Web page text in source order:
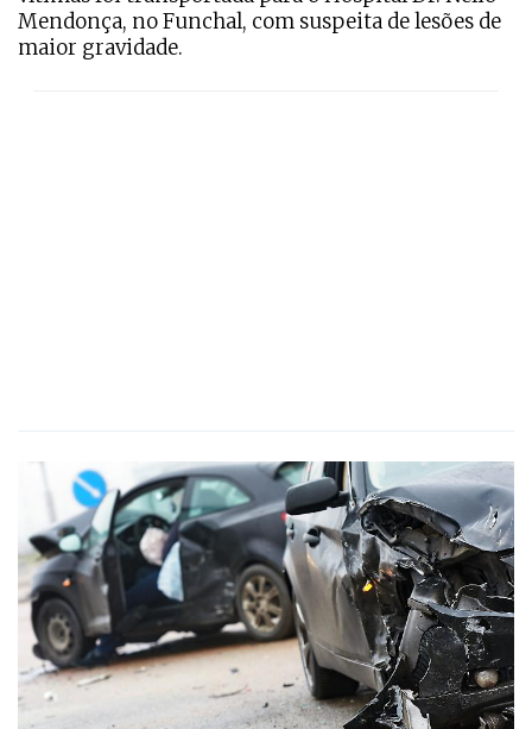
Mendonça, no Funchal, com suspeita de lesões de
maior gravidade.